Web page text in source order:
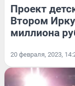
Проект
Втором
миллиона
20 февраля, 2023,